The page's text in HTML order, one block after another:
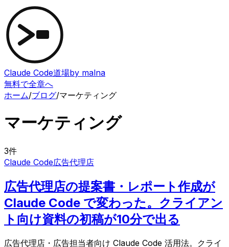
Claude Code道場by malna
無料で全章へ
ホーム/ブログ/マーケティング
マーケティング
3件
Claude Code広告代理店
広告代理店の提案書・レポート作成が
Claude Code で変わった。クライアン
ト向け資料の初稿が10分で出る
広告代理店・広告担当者向け Claude Code 活用法。クライ